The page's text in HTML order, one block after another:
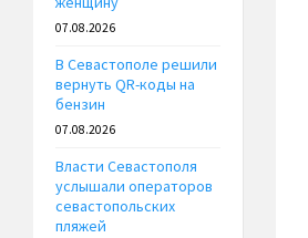
07.08.2026
В Севастополе решили
вернуть QR-коды на
бензин
07.08.2026
Власти Севастополя
услышали операторов
севастопольских
пляжей